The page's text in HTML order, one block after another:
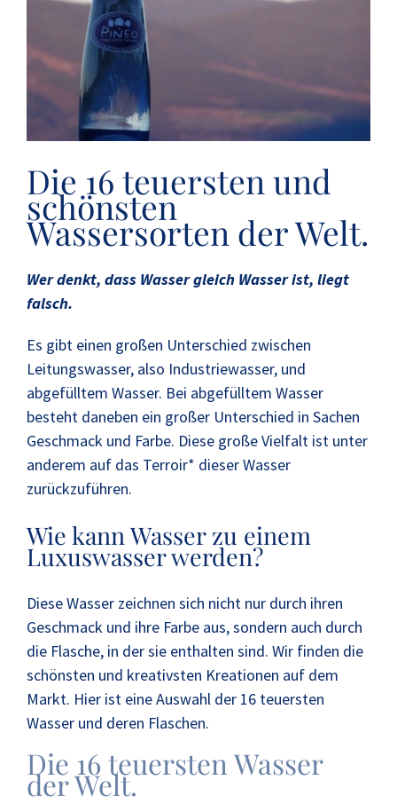
Die 16 teuersten und
schönsten
Wassersorten der Welt.
Wer denkt, dass Wasser gleich Wasser ist, liegt
falsch.
Es gibt einen großen Unterschied zwischen
Leitungswasser, also Industriewasser, und
abgefülltem Wasser. Bei abgefülltem Wasser
besteht daneben ein großer Unterschied in Sachen
Geschmack und Farbe. Diese große Vielfalt ist unter
anderem auf das Terroir* dieser Wasser
zurückzuführen.
Wie kann Wasser zu einem
Luxuswasser werden?
Diese Wasser zeichnen sich nicht nur durch ihren
Geschmack und ihre Farbe aus, sondern auch durch
die Flasche, in der sie enthalten sind. Wir finden die
schönsten und kreativsten Kreationen auf dem
Markt. Hier ist eine Auswahl der 16 teuersten
Wasser und deren Flaschen.
Die 16 teuersten Wasser
der Welt.